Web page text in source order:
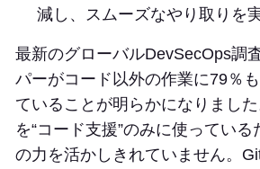
減し、スムーズなやり取りを実
最新のグローバルDevSecOps調
パーがコード以外の作業に79％
ていることが明らかになりまし
を“コード支援”のみに使ってい
の力を活かしきれていません。